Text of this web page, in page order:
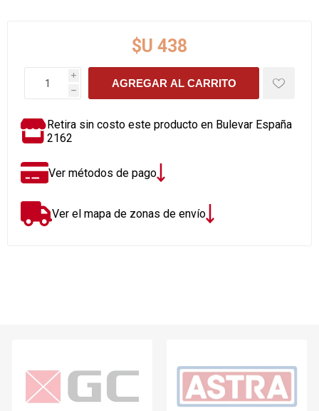
$U 438
i
h
AGREGAR AL CARRITO
Retira sin costo este producto en Bulevar España
2162
Ver métodos de pago
Ver el mapa de zonas de envío